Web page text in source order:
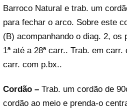
Barroco Natural e trab. um
para fechar o arco. Sobre este
(B) acompanhando o diag. 2, os
1ª até a 28ª carr.. Trab. em
carr. com p.bx..
Cordão – Trab. um cordão de
cordão ao meio e prenda-o